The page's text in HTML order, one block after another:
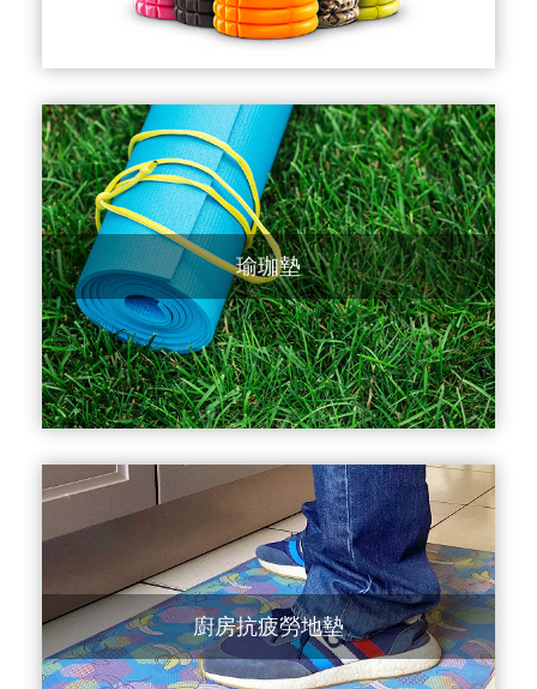
瑜珈墊
廚房抗疲勞地墊